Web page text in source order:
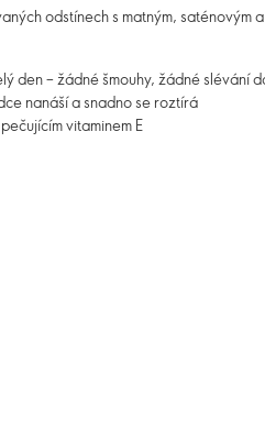
odstínech s matným,
den – žádné šmouhy, žádné slévání
nanáší a snadno se roztírá
vitaminem E